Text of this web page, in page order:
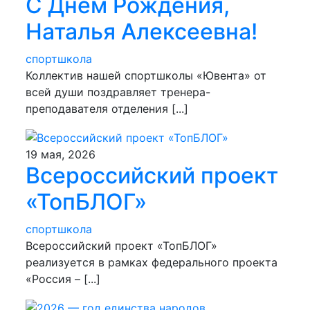
С Днем Рождения,
Наталья Алексеевна!
спортшкола
Коллектив нашей спортшколы «Ювента» от
всей души поздравляет тренера-
преподавателя отделения [...]
19 мая, 2026
Всероссийский проект
«ТопБЛОГ»
спортшкола
Всероссийский проект «ТопБЛОГ»
реализуется в рамках федерального проекта
«Россия – [...]